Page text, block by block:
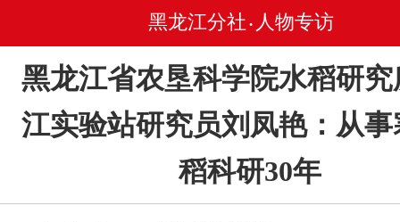
黑龙江分社 • 人物专访
黑龙江省农垦科学院水稻研
江实验站研究员刘凤艳：从
稻科研30年